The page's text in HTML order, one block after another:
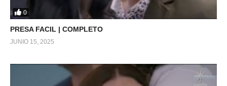
0
PRESA FACIL | COMPLETO
JUNIO 15, 2025